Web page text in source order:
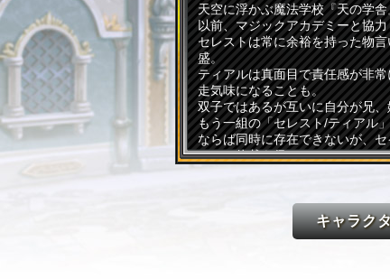
天空に浮かぶ魔法学校『天の学
以前、マジックアカデミーと協
セレストは常に余裕を持った物
盛。
ティアルは真面目で責任感が非
走気味になることも。
双子ではあるが互いに自分が兄
もう一組の「セレスト/ティアル
ならば同時に存在できないが、
しての体裁を保っている。
キャラク